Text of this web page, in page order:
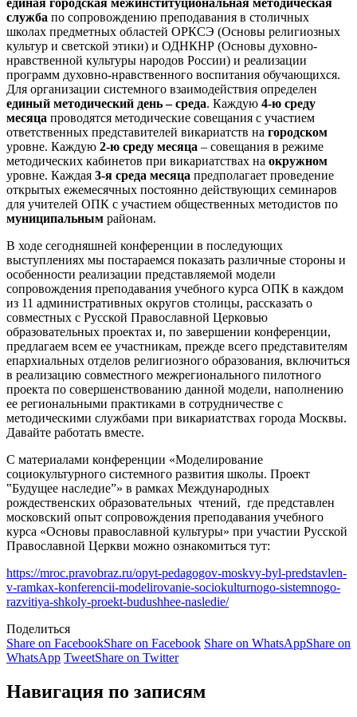
служба по сопровождению преподавания в столичных
школах предметных областей ОРКСЭ (Основы религиозных
культур и светской этики) и ОДНКНР (Основы духовно-
нравственной культуры народов России) и реализации
программ духовно-нравственного воспитания обучающихся.
Для организации системного взаимодействия определен
единый методический день – среда. Каждую 4-ю среду
месяца проводятся методические совещания с участием
ответственных представителей викариатств на городском
уровне. Каждую 2-ю среду месяца – совещания в режиме
методических кабинетов при викариатствах на окружном
уровне. Каждая 3-я среда месяца предполагает проведение
открытых ежемесячных постоянно действующих семинаров
для учителей ОПК с участием общественных методистов по
муниципальным районам.
В ходе сегодняшней конференции в последующих
выступлениях мы постараемся показать различные стороны и
особенности реализации представляемой модели
сопровождения преподавания учебного курса ОПК в каждом
из 11 административных округов столицы, рассказать о
совместных с Русской Православной Церковью
образовательных проектах и, по завершении конференции,
предлагаем всем ее участникам, прежде всего представителям
епархиальных отделов религиозного образования, включиться
в реализацию совместного межрегионального пилотного
проекта по совершенствованию данной модели, наполнению
ее региональными практиками в сотрудничестве с
методическими службами при викариатствах города Москвы.
Давайте работать вместе.
С материалами конференции «Моделирование
социокультурного системного развития школы. Проект
‟Будущее наследие”» в рамках Международных
рождественских образовательных чтений, где представлен
московский опыт сопровождения преподавания учебного
курса «Основы православной культуры» при участии Русской
Православной Церкви можно ознакомиться тут:
https://mroc.pravobraz.ru/opyt-pedagogov-moskvy-byl-predstavlen-
v-ramkax-konferencii-modelirovanie-sociokulturnogo-sistemnogo-
razvitiya-shkoly-proekt-budushhee-nasledie/
Поделиться
Share on FacebookShare on Facebook Share on WhatsAppShare on
WhatsApp TweetShare on Twitter
Навигация по записям